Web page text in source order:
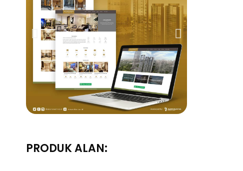
PRODUK ALAN: